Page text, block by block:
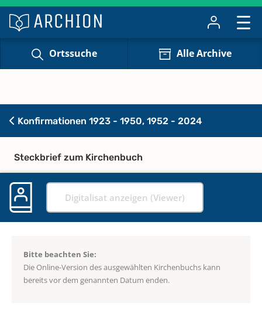
Ortssuche Alle Archive
Konfirmationen 1923 - 1950, 1952 - 2024
Steckbrief zum Kirchenbuch
Digitalisat anzeigen (Viewer)
Bitte beachten Sie:
Die Online-Version des ausgewählten Kirchenbuchs kann
bereits vor dem genannten Datum enden.